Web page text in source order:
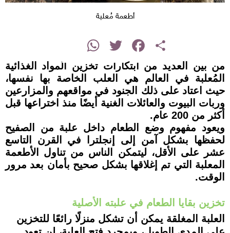
أطعمة مُعلبة
Share
Facebook
Twitter
WhatsApp
من بين العديد من ابتكارات تخزين المواد الغذائية
المُعلبة في العالم هي العلب الخاصة بها نفسها،
حيث اعتاد على ذلك الجنود في مواقعهم والمزارعين
وربات البيوت والعائلات الغنية أيضًا منذ اختراعها قبل
أكثر من 200 عام.
ويعود مفهوم وضع الطعام داخل علبة من الصفيح
لحفظها بشكل آمن إلى إنجلترا في القرن التاسع
عشر على الأقل، ليتمكن الناس من تناول الأطعمة
المعلبة التي تم إغلاقها بشكل صحيح بأمان بعد مرور
الوقت.
تخزين بقايا الطعام في علبته الأصلية
العلبة المغلقة يمكن أن تشكل منزلًا رائعًا للتخزين